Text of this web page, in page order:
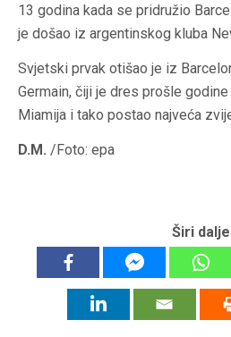
13 godina kada se pridružio
je došao iz argentinskog kluba
Svjetski prvak otišao je iz
Germain, čiji je dres prošle
Miamija i tako postao najveća
D.M. /Foto: epa
Širi dalje